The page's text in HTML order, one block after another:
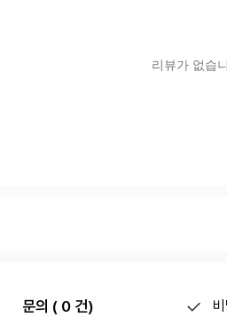
문의 ( 0 건)